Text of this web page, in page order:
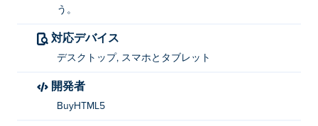
う。
対応デバイス
デスクトップ, スマホとタブレット
開発者
BuyHTML5